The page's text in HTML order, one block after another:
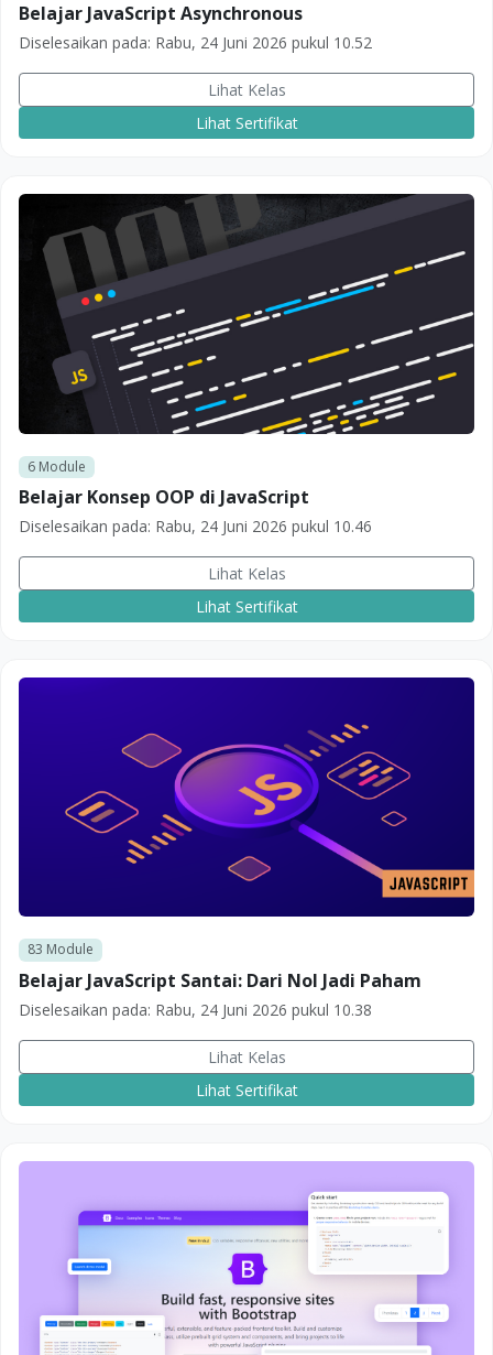
Belajar JavaScript Asynchronous
Diselesaikan pada: Rabu, 24 Juni 2026 pukul 10.52
Lihat Kelas
Lihat Sertifikat
6Module
Belajar Konsep OOP di JavaScript
Diselesaikan pada: Rabu, 24 Juni 2026 pukul 10.46
Lihat Kelas
Lihat Sertifikat
83 Module
Belajar JavaScript Santai: Dari Nol Jadi Paham
Diselesaikan pada: Rabu, 24 Juni 2026 pukul 10.38
Lihat Kelas
Lihat Sertifikat